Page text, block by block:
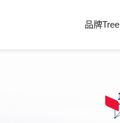
品牌Tree